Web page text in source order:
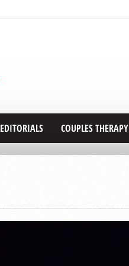
EDITORIALS COUPLES THERAPY